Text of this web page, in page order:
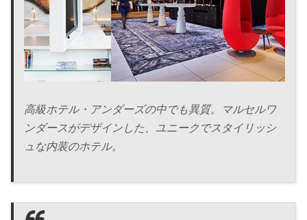
高級ホテル・アンダーズの中でも異質。マルセルワ
ンダースがデザインした、ユニークでスタイリッシ
ュな内装のホテル。